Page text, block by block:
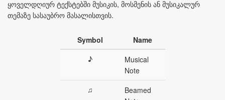
ყოველდღიურ ტექსტებში მუსიკის, მოსმენის ან მუსიკალურ
თემაზე სასაუბრო მასალისთვის.
Symbol
Name
♪
Musical
Note
♫
Beamed